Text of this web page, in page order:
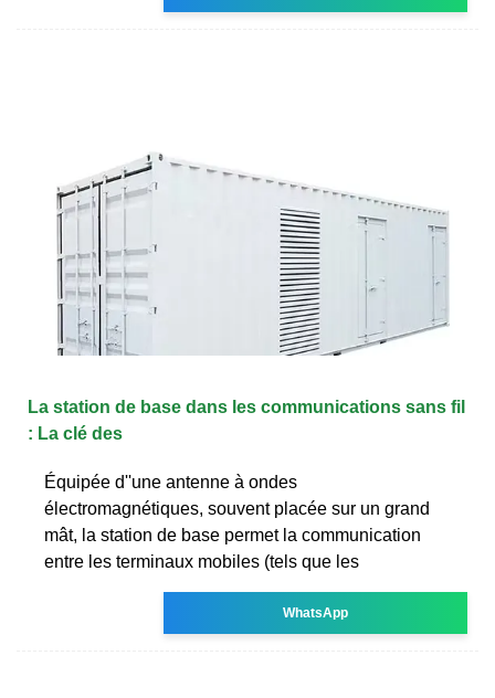
La station de base dans les communications sans fil
: La clé des
Équipée d''une antenne à ondes
électromagnétiques, souvent placée sur un grand
mât, la station de base permet la communication
entre les terminaux mobiles (tels que les
WhatsApp